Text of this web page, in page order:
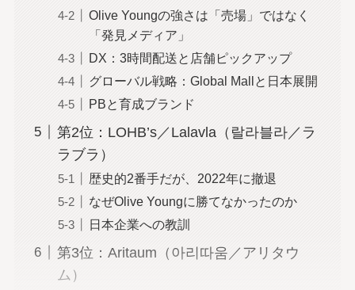
Olive Youngの強さは「売場」ではなく
「発見メディア」
DX：3時間配送と店舗ピックアップ
グローバル戦略：Global Mallと日本展開
PBと育成ブランド
第2位：LOHB’s／Lalavla（랄라블라／ラ
ラブラ）
歴史的2番手だが、2022年に撤退
なぜOlive Youngに勝てなかったのか
日本企業への教訓
第3位：Aritaum（아리따움／アリタウ
ム）